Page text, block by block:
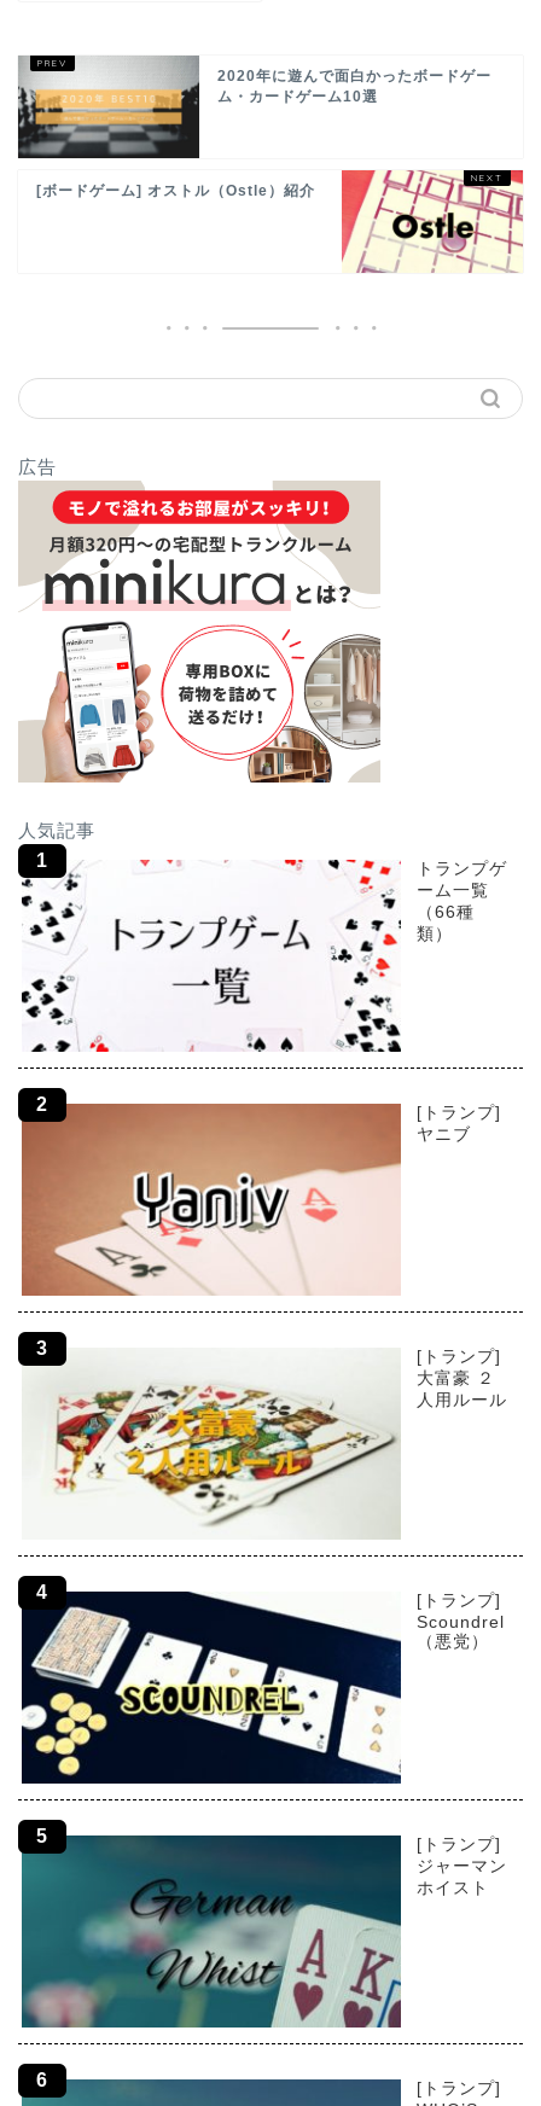
2020年に遊んで面白かったボードゲー
ム・カードゲーム10選
[ボードゲーム] オストル（Ostle）紹介
広告
人気記事
トランプゲ
ーム一覧
（66種
類）
[トランプ]
ヤニブ
[トランプ]
大富豪 ２
人用ルール
[トランプ]
Scoundrel
（悪党）
[トランプ]
ジャーマン
ホイスト
[トランプ]